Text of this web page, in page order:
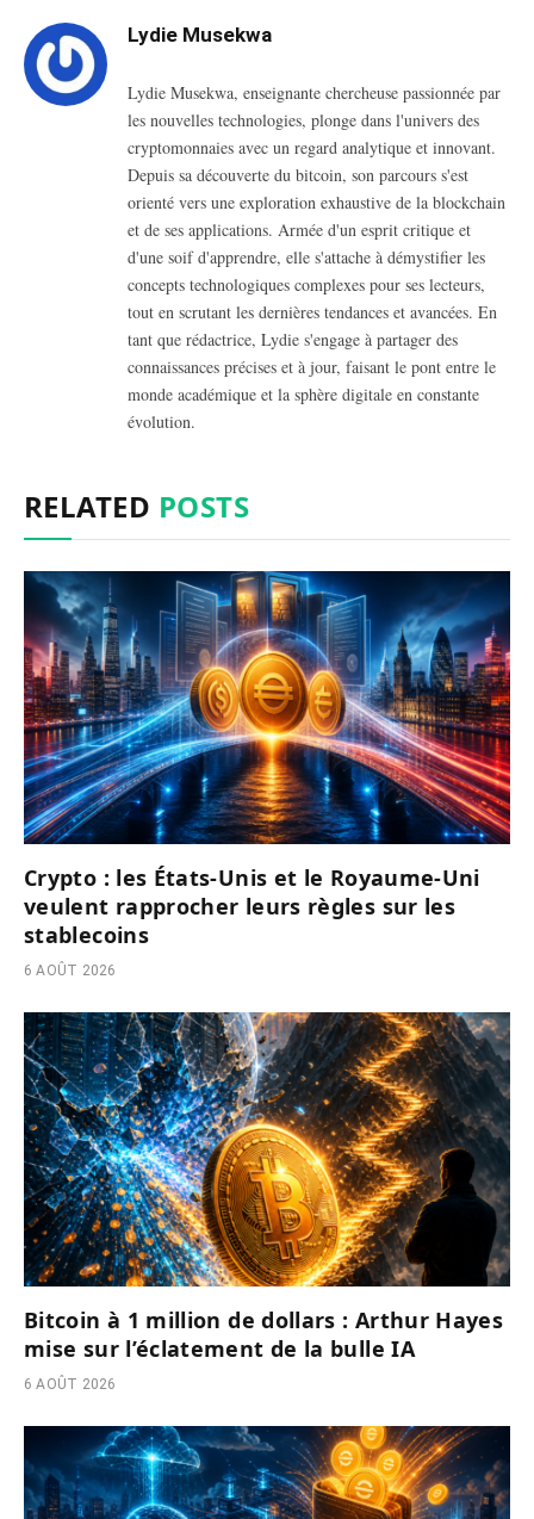
Lydie Musekwa
Lydie Musekwa, enseignante chercheuse passionnée par
les nouvelles technologies, plonge dans l'univers des
cryptomonnaies avec un regard analytique et innovant.
Depuis sa découverte du bitcoin, son parcours s'est
orienté vers une exploration exhaustive de la blockchain
et de ses applications. Armée d'un esprit critique et
d'une soif d'apprendre, elle s'attache à démystifier les
concepts technologiques complexes pour ses lecteurs,
tout en scrutant les dernières tendances et avancées. En
tant que rédactrice, Lydie s'engage à partager des
connaissances précises et à jour, faisant le pont entre le
monde académique et la sphère digitale en constante
évolution.
RELATED POSTS
Crypto : les États-Unis et le Royaume-Uni
veulent rapprocher leurs règles sur les
stablecoins
6 AOÛT 2026
Bitcoin à 1 million de dollars : Arthur Hayes
mise sur l’éclatement de la bulle IA
6 AOÛT 2026